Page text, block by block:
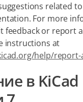
related
For more
feedback or report
instructions at
help/report-
в KiCad